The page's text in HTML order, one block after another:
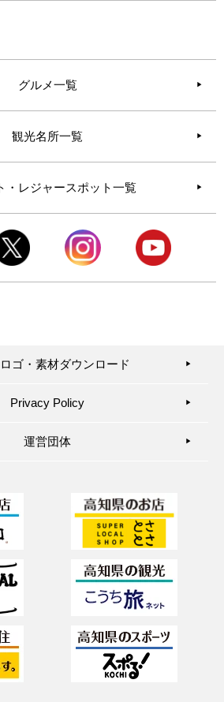
グルメ一覧
観光名所一覧
・レジャースポット一覧
ゴ・素材ダウンロード ▶︎
Privacy Policy ▶︎
運営団体 ▶︎